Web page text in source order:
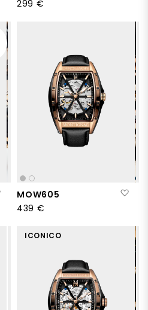
299 €
Aggiungi alla lista desideri
MOW605
439 €
ICONICO